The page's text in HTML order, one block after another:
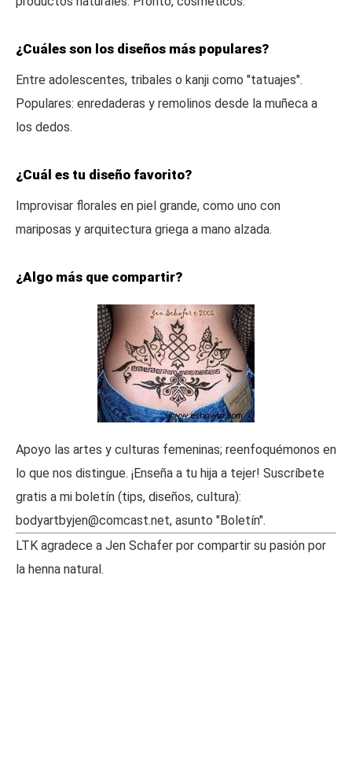
¿Cuáles son los diseños más populares?
Entre adolescentes, tribales o kanji como "tatuajes".
Populares: enredaderas y remolinos desde la muñeca a
los dedos.
¿Cuál es tu diseño favorito?
Improvisar florales en piel grande, como uno con
mariposas y arquitectura griega a mano alzada.
¿Algo más que compartir?
Apoyo las artes y culturas femeninas; reenfoquémonos en
lo que nos distingue. ¡Enseña a tu hija a tejer! Suscríbete
gratis a mi boletín (tips, diseños, cultura):
bodyartbyjen@comcast.net, asunto "Boletín".
LTK agradece a Jen Schafer por compartir su pasión por
la henna natural.